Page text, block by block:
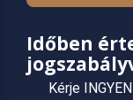
Időben
Kérje